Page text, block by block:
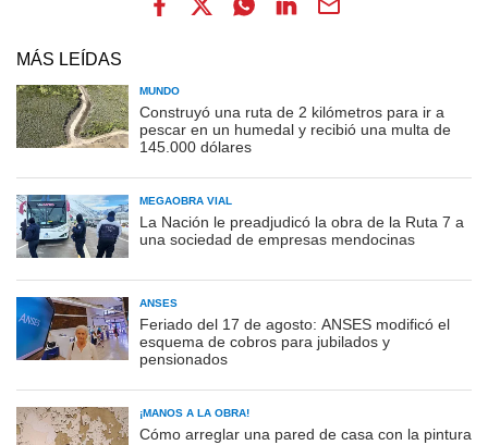
MÁS LEÍDAS
MUNDO
Construyó una ruta de 2 kilómetros para ir a
pescar en un humedal y recibió una multa de
145.000 dólares
MEGAOBRA VIAL
La Nación le preadjudicó la obra de la Ruta 7 a
una sociedad de empresas mendocinas
ANSES
Feriado del 17 de agosto: ANSES modificó el
esquema de cobros para jubilados y
pensionados
¡MANOS A LA OBRA!
Cómo arreglar una pared de casa con la pintura